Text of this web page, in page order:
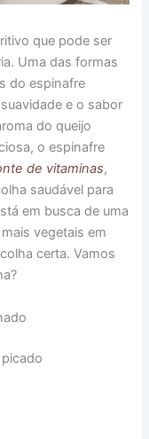
que pode ser
Uma das formas
do espinafre
e o sabor
do queijo
o espinafre
de vitaminas,
saudável para
em busca de uma
vegetais em
certa. Vamos